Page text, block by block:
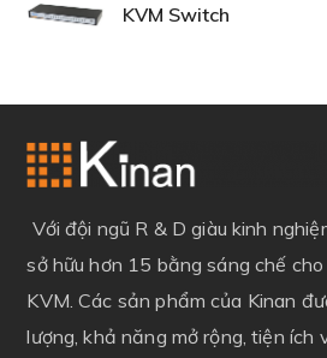
KVM Switch
Với đội ngũ R & D giàu kinh
sở hữu hơn 15 bằng sáng chế
KVM.Các sản phẩm của Kinan
lượng, khả năng mở rộng, tiện ích